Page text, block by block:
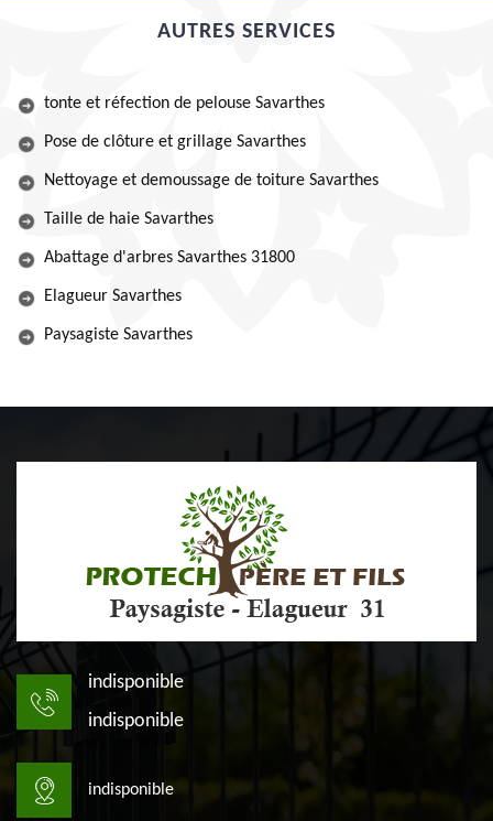
AUTRES SERVICES
tonte et réfection de pelouse Savarthes
Pose de clôture et grillage Savarthes
Nettoyage et demoussage de toiture Savarthes
Taille de haie Savarthes
Abattage d'arbres Savarthes 31800
Elagueur Savarthes
Paysagiste Savarthes
indisponible
indisponible
indisponible